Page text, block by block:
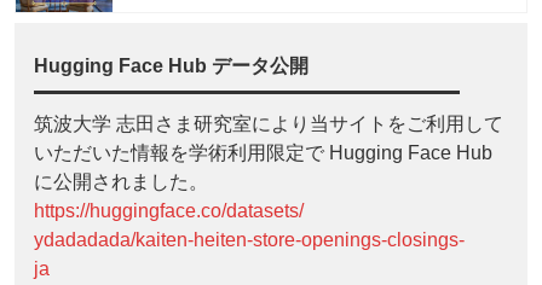
Hugging Face Hub データ公開
筑波大学 志田さま研究室により当サイトをご利用して
いただいた情報を学術利用限定で Hugging Face Hub
に公開されました。
https://huggingface.co/datasets/
ydadadada/kaiten-heiten-store-openings-closings-
ja